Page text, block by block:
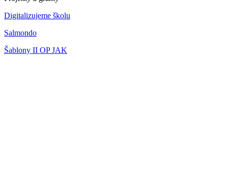
Digitalizujeme školu
Salmondo
Šablony II OP JAK